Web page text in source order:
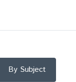
By Subject